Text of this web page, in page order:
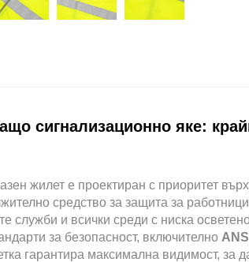
сигнализационно яке:
жилет е проектиран с приоритет
средство за защита за
служби и всички среди с ниска
за безопасност, включително
гарантира максимална видимост, за